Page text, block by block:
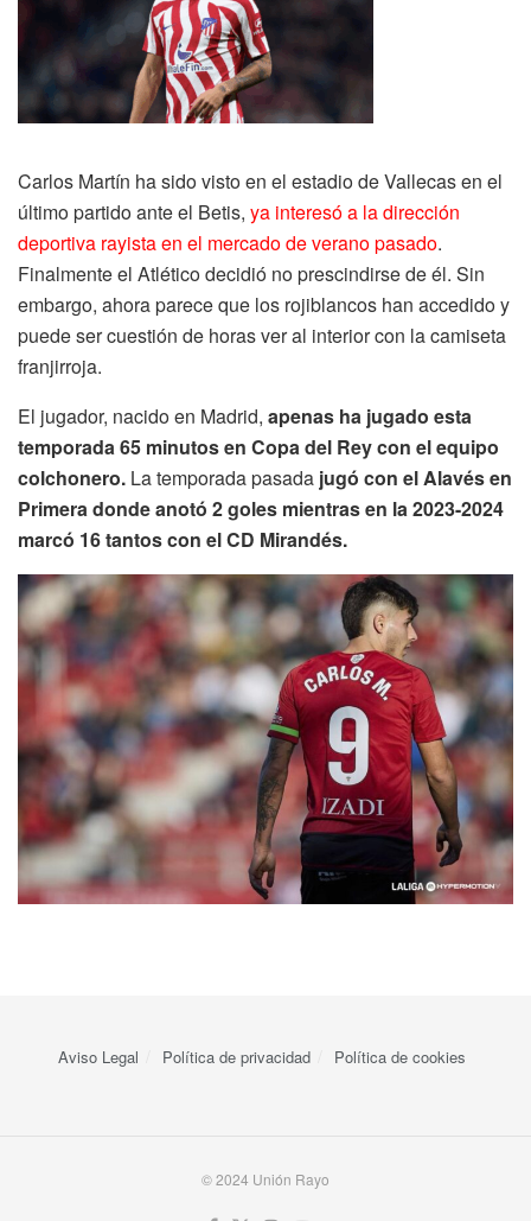
Carlos Martín ha sido visto en el estadio de Vallecas en el
último partido ante el Betis, ya interesó a la dirección
deportiva rayista en el mercado de verano pasado.
Finalmente el Atlético decidió no prescindirse de él. Sin
embargo, ahora parece que los rojiblancos han accedido y
puede ser cuestión de horas ver al interior con la camiseta
franjirroja.
El jugador, nacido en Madrid, apenas ha jugado esta
temporada 65 minutos en Copa del Rey con el equipo
colchonero. La temporada pasada jugó con el Alavés en
Primera donde anotó 2 goles mientras en la 2023-2024
marcó 16 tantos con el CD Mirandés.
Aviso Legal Política de privacidad Política de cookies
© 2024 Unión Rayo